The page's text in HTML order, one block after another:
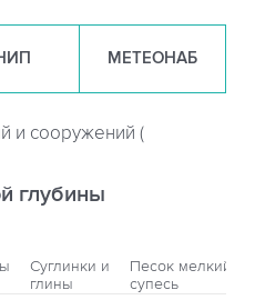
МЕТЕОНАБ
и сооружений (
глубины
Суглинки и
глины
Песок мелкий,
супесь